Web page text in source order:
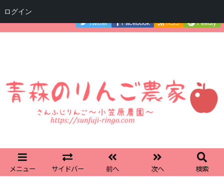
メニュー サイドバー 前へ 次へ 検索
Twitter Facebook RSS Feedly
ログイン